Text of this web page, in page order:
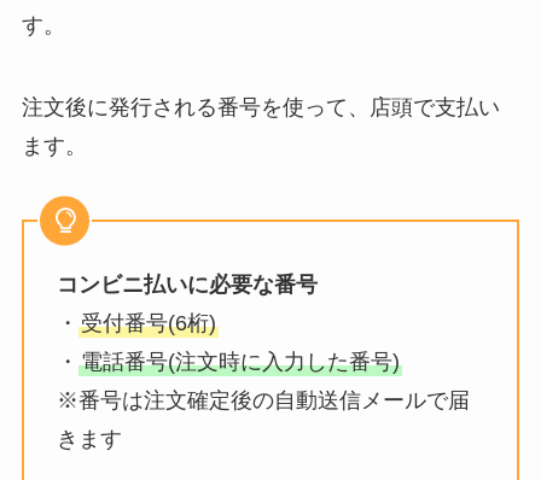
す。
注文後に発行される番号を使って、店頭で支払い
ます。
コンビニ払いに必要な番号
・ 受付番号(6桁)
・ 電話番号(注文時に入力した番号)
※番号は注文確定後の自動送信メールで届
きます